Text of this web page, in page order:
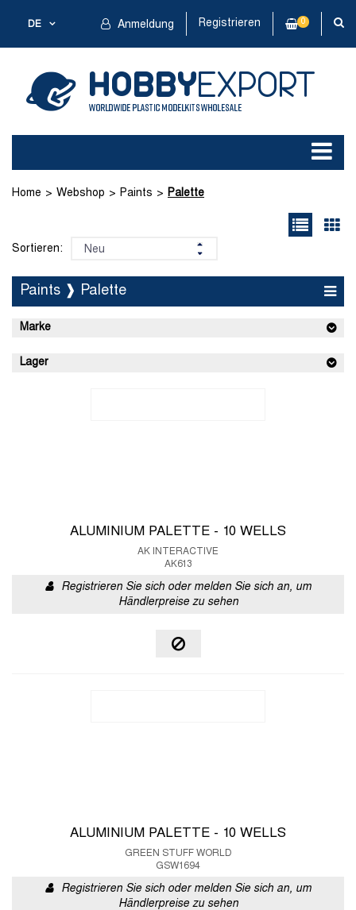
DE Anmeldung Registrieren 0
Home Webshop Paints Palette
Sortieren:
Paints ❱ Palette
Marke
Lager
ALUMINIUM PALETTE - 10 WELLS
AK INTERACTIVE
AK613
Registrieren Sie sich oder melden Sie sich an, um
Händlerpreise zu sehen
ALUMINIUM PALETTE - 10 WELLS
GREEN STUFF WORLD
GSW1694
Registrieren Sie sich oder melden Sie sich an, um
Händlerpreise zu sehen